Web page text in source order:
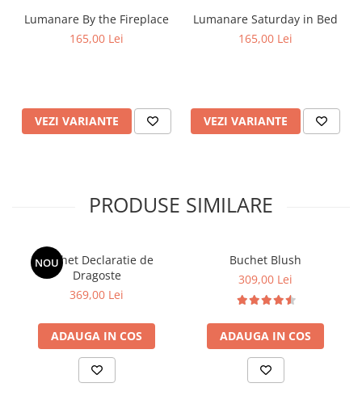
Lumanare By the Fireplace
165,00 Lei
VEZI VARIANTE
Lumanare Saturday in Bed
165,00 Lei
VEZI VARIANTE
PRODUSE SIMILARE
NOU
Buchet Declaratie de
Dragoste
369,00 Lei
ADAUGA IN COS
Buchet Blush
309,00 Lei
ADAUGA IN COS